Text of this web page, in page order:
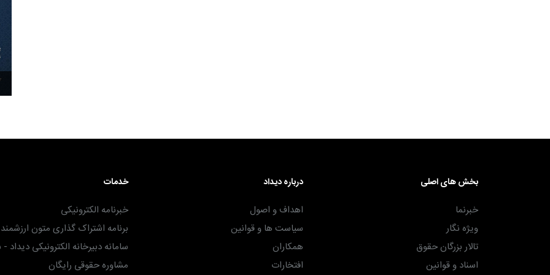
بخش های اصلی
خبرنما
ویژه نگار
تالار بزرگان حقوق
اسناد و قوانین
درباره دیداد
اهداف و اصول
سیاست ها و قوانین
همکاران
افتخارات
خدمات
خبرنامه الکترونیکی
برنامه اشتراک گذاری متون
سامانه دبیرخانه الکترونیکی دیداد
مشاوره حقوقی رایگان